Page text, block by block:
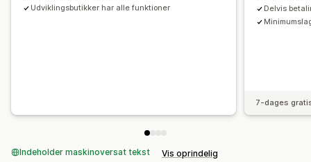
Udviklingsbutikker har alle funktioner
Delvis
7-dages
Indeholder maskinoversat tekst Vis oprindelig